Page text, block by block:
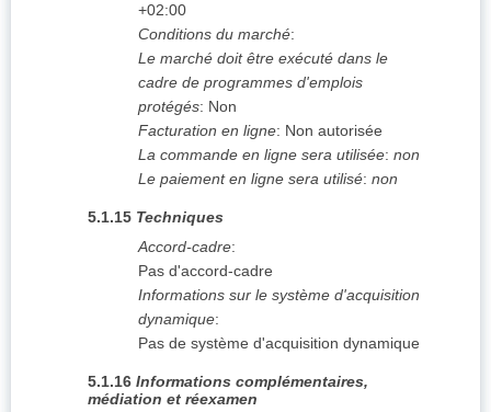
+02:00
Conditions du marché:
Le marché doit être exécuté dans le
cadre de programmes d'emplois
protégés: Non
Facturation en ligne: Non autorisée
La commande en ligne sera utilisée: non
Le paiement en ligne sera utilisé: non
5.1.15 Techniques
Accord-cadre:
Pas d'accord-cadre
Informations sur le système d'acquisition
dynamique:
Pas de système d'acquisition dynamique
5.1.16 Informations complémentaires,
médiation et réexamen